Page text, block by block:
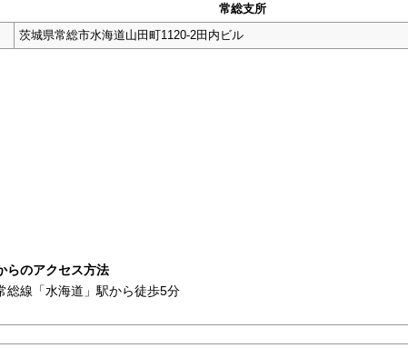
常総支所
茨城県常総市水海道山田町1120-2田内ビル
らのアクセス方法
総線「水海道」駅から徒歩5分